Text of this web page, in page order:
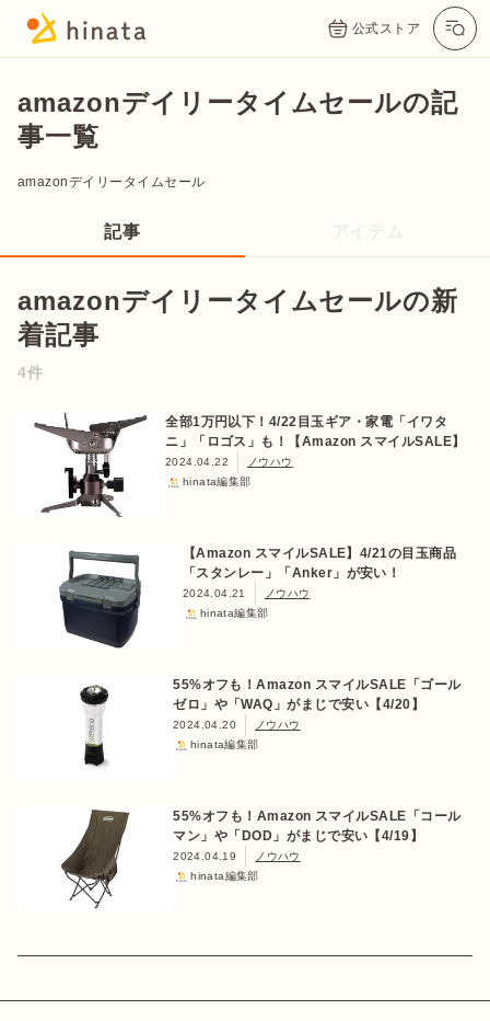
公式ストア
amazonデイリータイムセールの記
事一覧
amazonデイリータイムセール
記事
amazonデイリータイムセールの新
着記事
4件
全部1万円以下！4/22目玉ギア・家電「イワタ
ニ」「ロゴス」も！【Amazon スマイルSALE】
2024.04.22
ノウハウ
hinata編集部
【Amazon スマイルSALE】4/21の目玉商品
「スタンレー」「Anker」が安い！
2024.04.21
ノウハウ
hinata編集部
55%オフも！Amazon スマイルSALE「ゴール
ゼロ」や「WAQ」がまじで安い【4/20】
2024.04.20
ノウハウ
hinata編集部
55%オフも！Amazon スマイルSALE「コール
マン」や「DOD」がまじで安い【4/19】
2024.04.19
ノウハウ
hinata編集部
公式オンラインストア
おすすめ特集
キャンプ場
how to